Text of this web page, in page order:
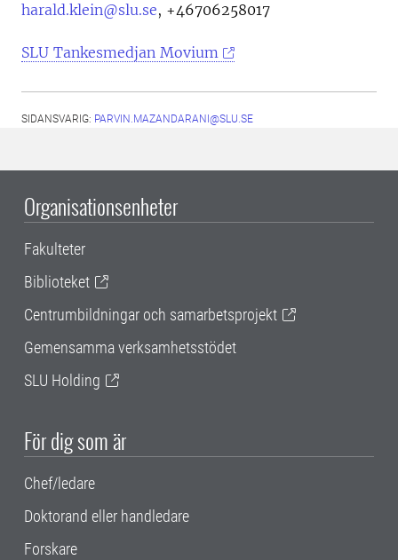
harald.klein@slu.se, +46706258017
SLU Tankesmedjan Movium
SIDANSVARIG: PARVIN.MAZANDARANI@SLU.SE
Organisationsenheter
Fakulteter
Biblioteket
Centrumbildningar och samarbetsprojekt
Gemensamma verksamhetsstödet
SLU Holding
För dig som är
Chef/ledare
Doktorand eller handledare
Forskare